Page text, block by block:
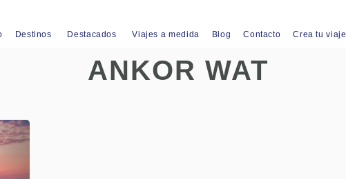
Destinos Destacados Viajes a medida Blog Contacto Crea tu viaje
ANKOR WAT